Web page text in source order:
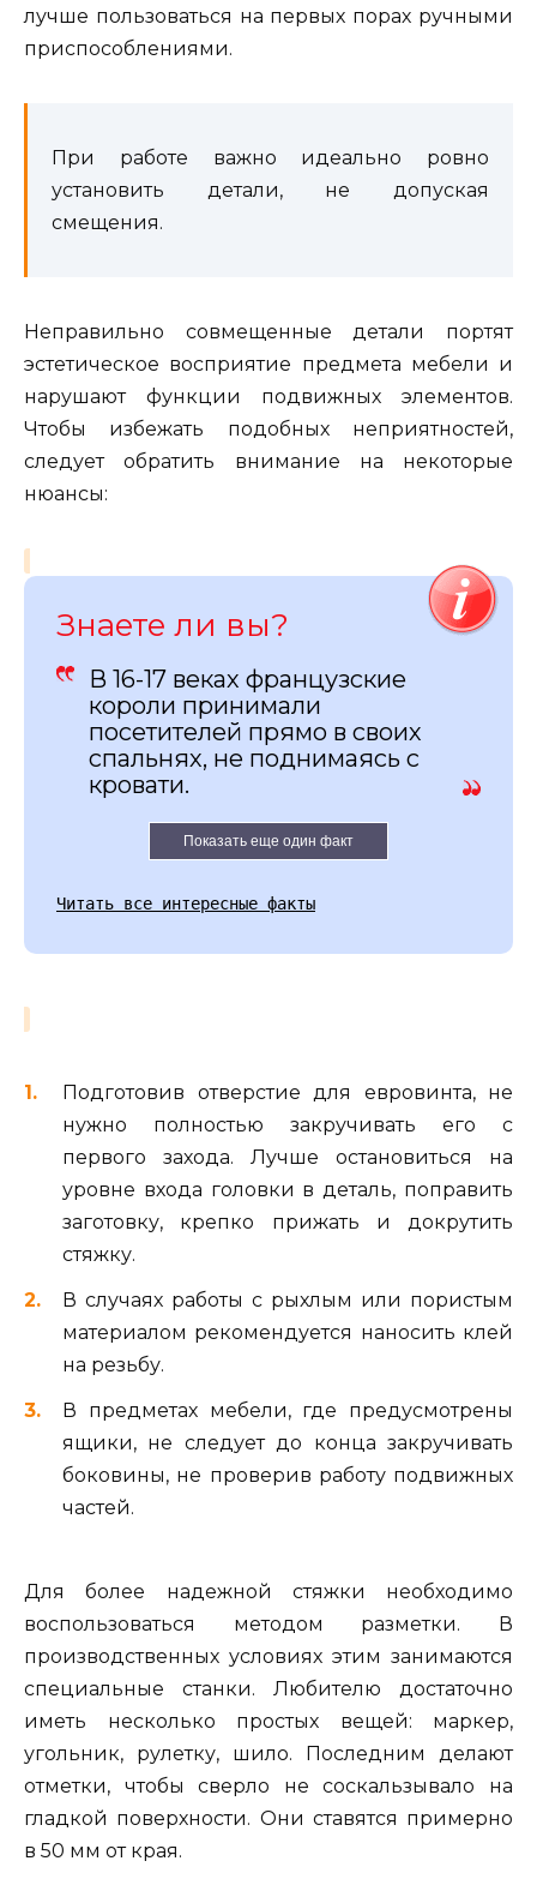
лучше пользоваться на первых порах ручными
приспособлениями.
При работе важно идеально ровно
установить детали, не допуская
смещения.
Неправильно совмещенные детали портят
эстетическое восприятие предмета мебели и
нарушают функции подвижных элементов.
Чтобы избежать подобных неприятностей,
следует обратить внимание на некоторые
нюансы:
Знаете ли вы?
В 16-17 веках французские
короли принимали
посетителей прямо в своих
спальнях, не поднимаясь с
кровати.
Показать еще один факт
Читать все интересные факты
Подготовив отверстие для евровинта, не
нужно полностью закручивать его с
первого захода. Лучше остановиться на
уровне входа головки в деталь, поправить
заготовку, крепко прижать и докрутить
стяжку.
В случаях работы с рыхлым или пористым
материалом рекомендуется наносить клей
на резьбу.
В предметах мебели, где предусмотрены
ящики, не следует до конца закручивать
боковины, не проверив работу подвижных
частей.
Для более надежной стяжки необходимо
воспользоваться методом разметки. В
производственных условиях этим занимаются
специальные станки. Любителю достаточно
иметь несколько простых вещей: маркер,
угольник, рулетку, шило. Последним делают
отметки, чтобы сверло не соскальзывало на
гладкой поверхности. Они ставятся примерно
в 50 мм от края.